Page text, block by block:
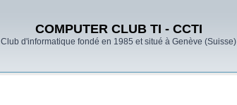
COMPUTER CLUB TI - CCTI
Club d'informatique fondé en 1985 et situé à Genève (Suisse)